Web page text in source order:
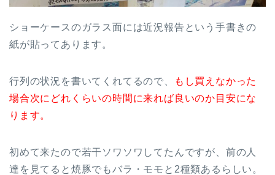
ショーケースのガラス面には近況報告という手書きの
紙が貼ってあります。
行列の状況を書いてくれてるので、
もし買えなかった
場合次にどれくらいの時間に来れば良いのか目安にな
ります。
初めて来たので若干ソワソワしてたんですが、前の人
達を見てると焼豚でもバラ・モモと2種類あるらしい。